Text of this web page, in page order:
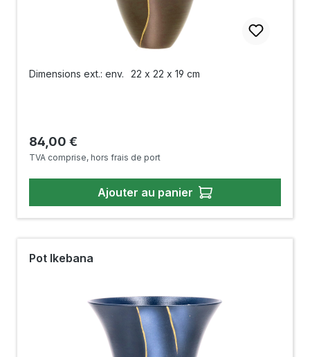
Dimensions ext.: env. 22 x 22 x 19 cm
Prix régulier :
84,00 €
TVA comprise, hors frais de port
Ajouter au panier
Pot Ikebana